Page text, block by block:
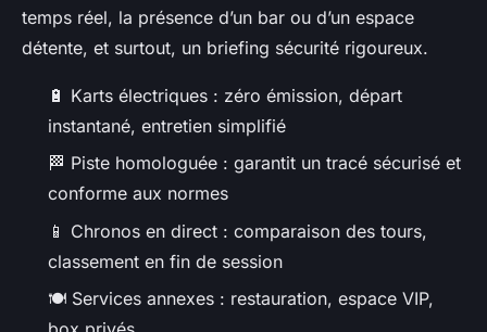
temps réel, la présence d’un bar ou d’un espace
détente, et surtout, un briefing sécurité rigoureux.
🔋 Karts électriques : zéro émission, départ
instantané, entretien simplifié
🏁 Piste homologuée : garantit un tracé sécurisé et
conforme aux normes
📱 Chronos en direct : comparaison des tours,
classement en fin de session
🍽️ Services annexes : restauration, espace VIP,